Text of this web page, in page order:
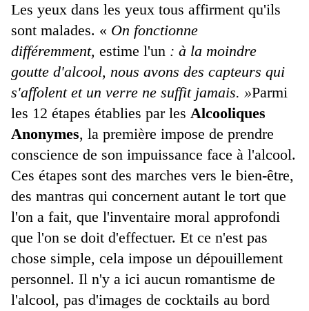
Les yeux dans les yeux tous affirment qu'ils
sont malades. « On fonctionne
différemment, estime l'un : à la moindre
goutte d'alcool, nous avons des capteurs qui
s'affolent et un verre ne suffit jamais. »Parmi
les 12 étapes établies par les Alcooliques
Anonymes, la première impose de prendre
conscience de son impuissance face à l'alcool.
Ces étapes sont des marches vers le bien-être,
des mantras qui concernent autant le tort que
l'on a fait, que l'inventaire moral approfondi
que l'on se doit d'effectuer. Et ce n'est pas
chose simple, cela impose un dépouillement
personnel. Il n'y a ici aucun romantisme de
l'alcool, pas d'images de cocktails au bord